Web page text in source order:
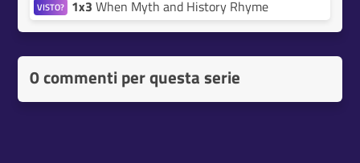
VISTO? 1x3 When Myth and History Rhyme
0 commenti per questa serie